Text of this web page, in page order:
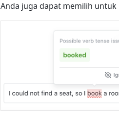
Anda juga dapat memilih